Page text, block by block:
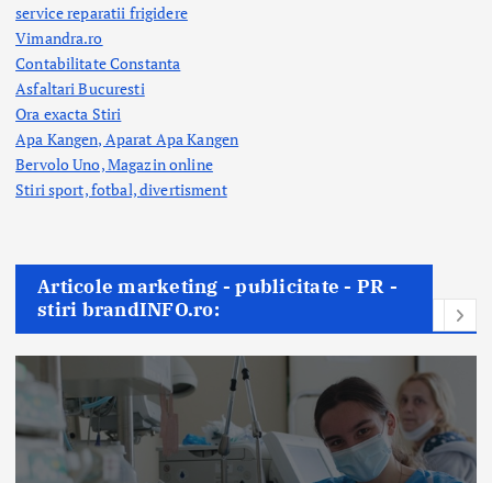
service reparatii frigidere
Vimandra.ro
Contabilitate Constanta
Asfaltari Bucuresti
Ora exacta Stiri
Apa Kangen, Aparat Apa Kangen
Bervolo Uno, Magazin online
Stiri sport, fotbal,divertisment
Articole marketing - publicitate - PR -
stiri brandINFO.ro: